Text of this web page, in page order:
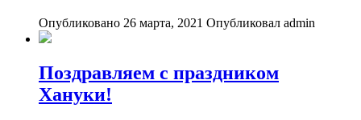
Опубликовано 26 марта, 2021 Опубликовал admin
Поздравляем с праздником
Хануки!